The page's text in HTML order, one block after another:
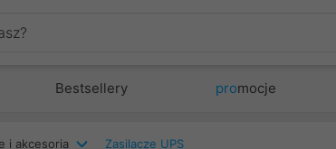
Bestsellery promocje
i akcesoria Zasilacze UPS